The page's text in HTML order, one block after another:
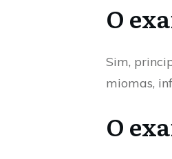
O
Sim,
miomas,
O